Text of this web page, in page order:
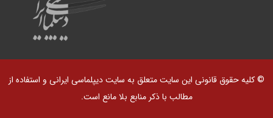
© کلیه حقوق قانونی این سایت متعلق به سایت دیپلماسی ایرانی و استفاده از
مطالب با ذکر منابع بلا مانع است.